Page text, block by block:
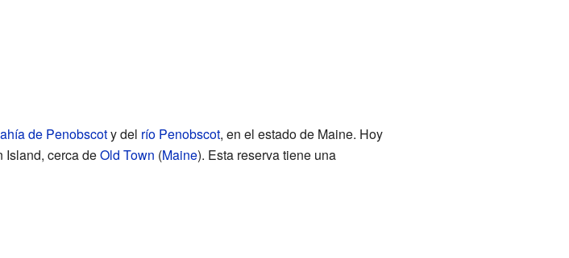
de Penobscoty del río Penobscot, en el estado de Maine. Hoy
Island, cerca deOld Town (Maine). Esta reserva tiene una